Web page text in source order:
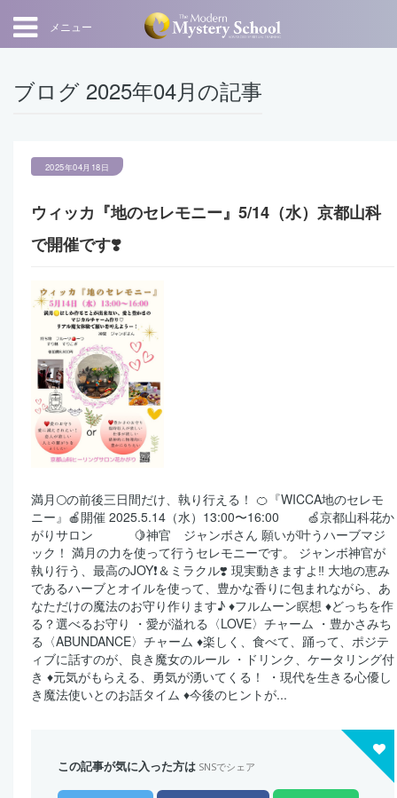
メニュー
ブログ 2025年04月の記事
2025年04月18日
ウィッカ『地のセレモニー』5/14（水）京都山科
で開催です❣️
満月🌕の前後三日間だけ、執り行える！ 🍊『WICCA地のセレモ
ニー』🍎開催 2025.5.14（水）13:00〜16:00 🍏京都山科花か
がりサロン 🍋神官 ジャンボさん 願いが叶うハーブマジ
ック！ 満月の力を使って行うセレモニーです。 ジャンボ神官が
執り行う、最高のJOY❗️＆ミラクル❣️ 現実動きますよ‼️ 大地の恵み
であるハーブとオイルを使って、豊かな香りに包まれながら、あ
なただけの魔法のお守り作ります♪ ♦️フルムーン瞑想 ♦️どっちを作
る？選べるお守り ・愛が溢れる〈LOVE〉チャーム ・豊かさみち
る〈ABUNDANCE〉チャーム ♦️楽しく、食べて、踊って、ポジテ
ィブに話すのが、良き魔女のルール ・ドリンク、ケータリング付
き ♦️元気がもらえる、勇気が湧いてくる！ ・現代を生きる心優し
き魔法使いとのお話タイム ♦️今後のヒントが...
この記事が気に入った方は SNSでシェア